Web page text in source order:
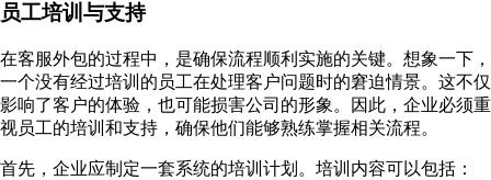
员工培训与支持
在客服外包的过程中，是确保流程顺利实施的关键。想象一下，
一个没有经过培训的员工在处理客户问题时的窘迫情景。这不仅
影响了客户的体验，也可能损害公司的形象。因此，企业必须重
视员工的培训和支持，确保他们能够熟练掌握相关流程。
首先，企业应制定一套系统的培训计划。培训内容可以包括：